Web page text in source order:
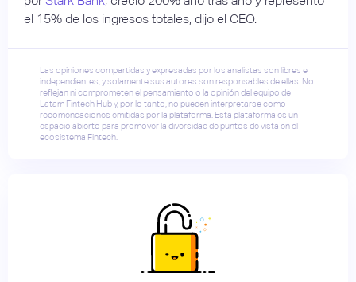
el 15% de los ingresos totales, dijo el CEO.
Las opiniones compartidas y expresadas por los analistas son libres e
independientes, y solamente sus autores son responsables de ellas. No
reflejan ni comprometen el pensamiento o la opinión del equipo de
Latam Fintech Hub y, por lo tanto, no pueden interpretarse como
recomendaciones emitidas por la plataforma. Esta plataforma es un
espacio abierto para promover la diversidad de puntos de vista en el
ecosistema Fintech.